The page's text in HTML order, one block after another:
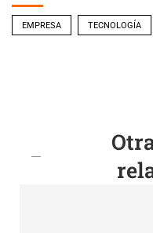
EMPRESA TECNOLOGÍA